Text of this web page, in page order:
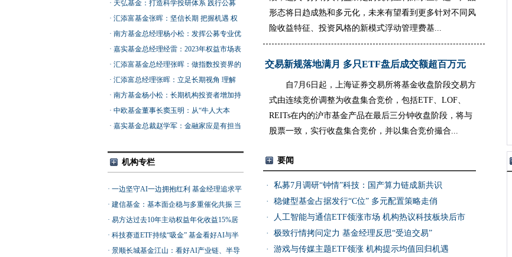
· 天弘基金：打造科学投研体系 践行公募
高质量发展
· 汇添富基金张晖：坚信长期 把握机遇 权
益投资正当时
· 南方基金总经理杨小松：发挥公募专业优
势 助力提振市场信心
· 嘉实基金总经理经雷：2023年权益市场表
现将优于去年
· 汇添富基金总经理张晖：做指数投资界的
主动选择者
· 汇添富总经理张晖：立足长期视角 理解
把握结构性投资机会
· 南方基金杨小松：长期机构投资者增加持
股比例 有助于提高资本市场韧性
· 中欧基金董事长窦玉明：从“牛人大本
营”到“黄金战队” 协作是提升投资管理能力
· 嘉实基金总裁赵学军：金融家应是有担当
形态将日趋成熟和多元化，未来有望看到更多针对不同风
险收益特征、投资风格的新模式浮动管理费基...
交易新规落地满月 多只ETF盘后成交额超百万元
自7月6日起，上海证券交易所将基金收盘阶段交易方
式由连续竞价调整为收盘集合竞价，包括ETF、LOF、
REITs在内的沪市基金产品在最后三分钟收盘阶段，将与
股票一致，实行收盘集合竞价，并以集合竞价撮合...
机构专栏
· 一边坚守AI一边拥抱红利 基金经理追求平
滑净值曲线
· 建信基金：基本面企稳与多重催化共振 三
维度精选优质创新药标的
· 易方达过去10年主动权益年化收益15%居
首
· 科技赛道ETF持续“吸金” 基金看好AI与半
导体长期机遇
· 景顺长城基金江山：看好AI产业链、半导
要闻
· 私募7月调研“钟情”科技：国产算力链成新共识
· 稳健型基金占据发行“C位” 多元配置策略走俏
·
人工智能与通信ETF领涨市场 机构热议科技板块后市
· 极致行情拷问定力 基金经理反思“受迫交易”
· 游戏与传媒主题ETF领涨 机构提示均值回归机遇